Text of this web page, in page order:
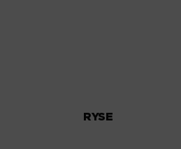
RYSE